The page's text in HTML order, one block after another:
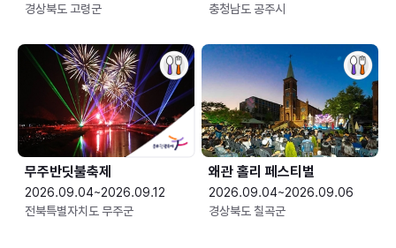
경상북도 고령군
충청남도 공주시
무주반딧불축제
2026.09.04~2026.09.12
전북특별자치도 무주군
왜관 홀리 페스티벌
2026.09.04~2026.09.06
경상북도 칠곡군